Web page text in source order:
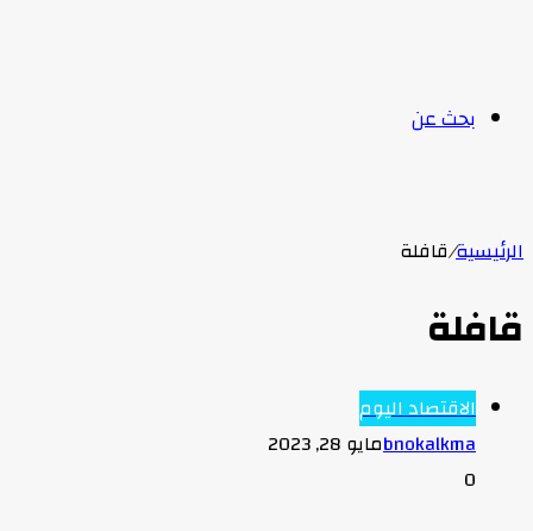
بحث عن
الرئيسية/قافلة
قافلة
الاقتصاد اليوم
bnokalkmaمايو 28, 2023
0